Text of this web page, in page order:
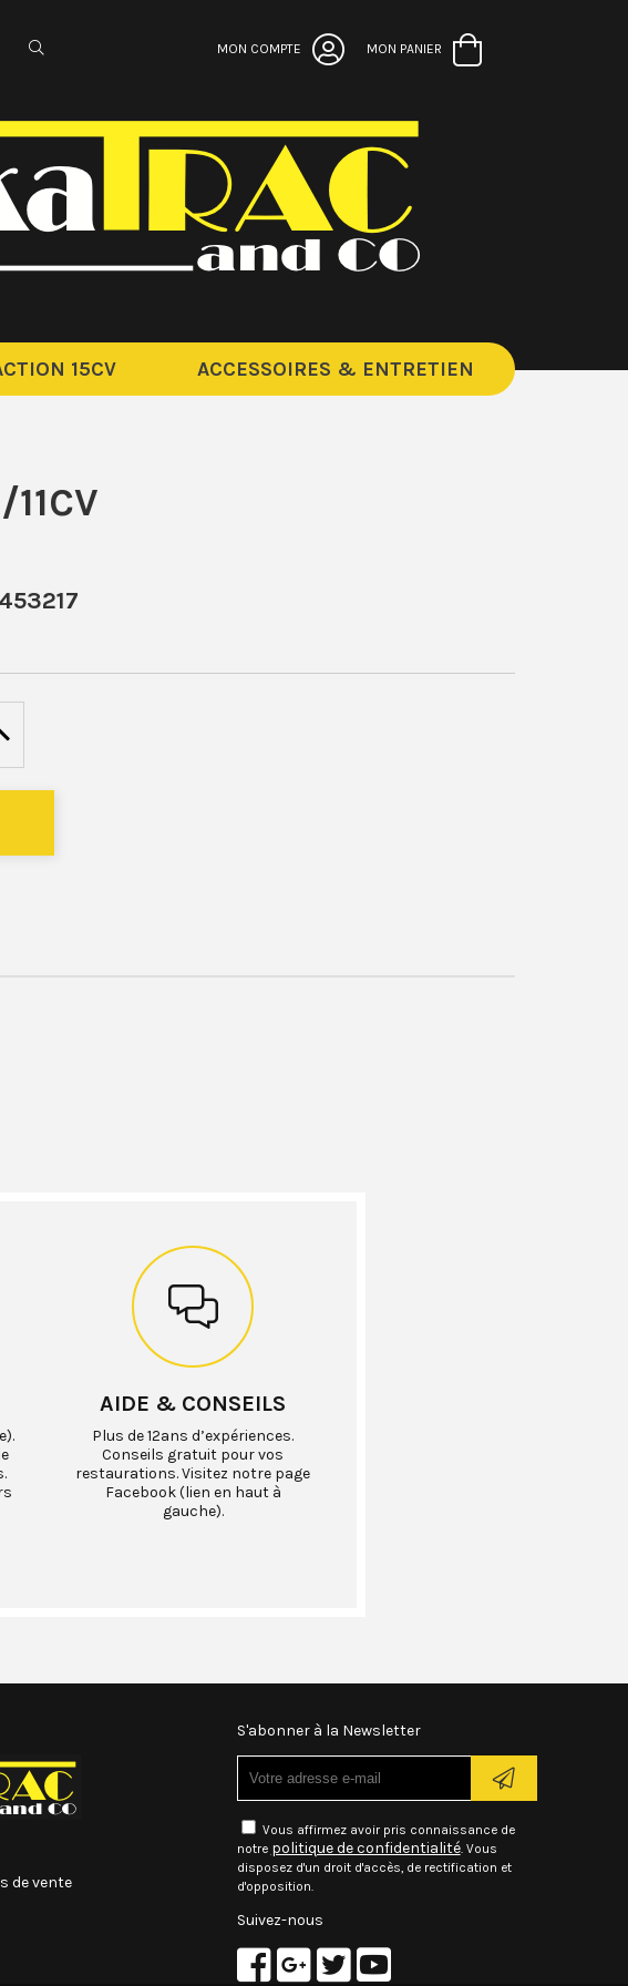
MON COMPTE MON PANIER
15CV ACCESSOIRES & ENTRETIEN
AIDE & CONSEILS
Plus de 12ans d’expériences.
Conseils gratuit pour vos
restaurations. Visitez notre page
Facebook (lien en haut à
gauche).
de vente
S'abonner à la Newsletter
Vous affirmez avoir pris connaissance de
notre politique de confidentialité. Vous
disposez d'un droit d'accès, de rectification et
d'opposition.
Suivez-nous